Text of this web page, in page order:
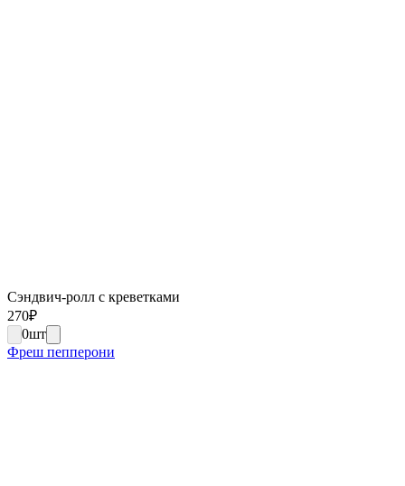
Сэндвич-ролл с креветками
270₽
0шт
Фреш пепперони